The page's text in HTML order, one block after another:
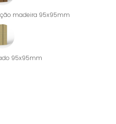
madeira 95x95mm
95x95mm